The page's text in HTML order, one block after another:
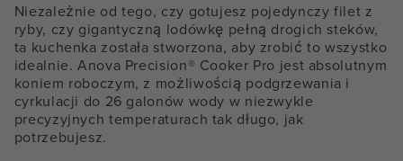
Niezależnie od tego, czy gotujesz pojedynczy filet z
ryby, czy gigantyczną lodówkę pełną drogich steków,
ta kuchenka została stworzona, aby zrobić to wszystko
idealnie. Anova Precision® Cooker Pro jest absolutnym
koniem roboczym, z możliwością podgrzewania i
cyrkulacji do 26 galonów wody w niezwykle
precyzyjnych temperaturach tak długo, jak
potrzebujesz.